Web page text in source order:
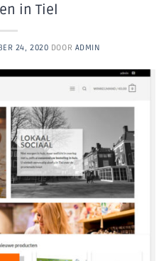
in Tiel
24, 2020 DOOR ADMIN